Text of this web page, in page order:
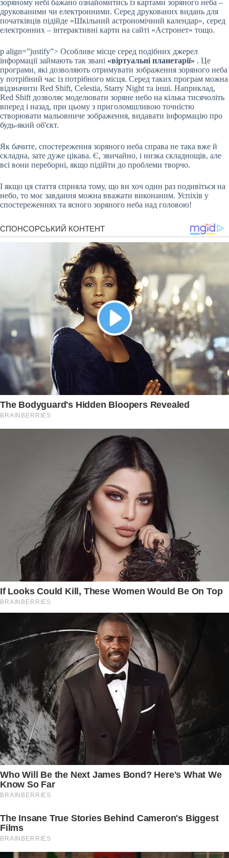
зоряному небі бажано ознайомитись із картами зоряного неба –
друкованими чи електронними. Серед друкованих видань для
початківців підійде «Шкільний астрономічний календар», серед
електронних – інтерактивні карти на сайті «Астронет» тощо.
p align=”justify”> Особливе місце серед подібних джерел
інформації займають так звані «віртуальні планетарії» . Це
програми, які дозволяють отримувати зображення зоряного неба
у потрібний час із потрібного місця. Серед таких програм можна
відзначити Red Shift, Celestia, Starry Night та інші. Наприклад,
Red Shift дозволяє моделювати зоряне небо на кілька тисячоліть
вперед і назад, при цьому з приголомшливою точністю
створювати мальовниче зображення, видавати інформацію про
будь-який об'єкт.
Як бачите, спостереження зоряного неба справа не така вже й
складна, зате дуже цікава. Є, звичайно, і низка складнощів, але
всі вони переборні, якщо підійти до проблеми творчо.
І якщо ця стаття сприяла тому, що ви хоч один раз подивіться на
небо, то моє завдання можна вважати виконаним. Успіхів у
спостереженнях та ясного зоряного неба над головою!